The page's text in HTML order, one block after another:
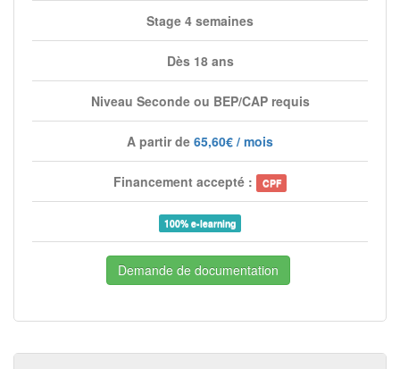
Stage 4 semaines
Dès 18 ans
Niveau Seconde ou BEP/CAP requis
A partir de 65,60€ / mois
Financement accepté : CPF
100% e-learning
Demande de documentation